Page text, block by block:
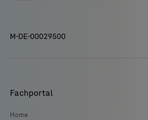
M-DE-00029500
Fachportal
Home